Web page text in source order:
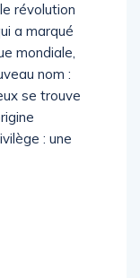
révolution
a marqué
mondiale,
nom :
se trouve
: une